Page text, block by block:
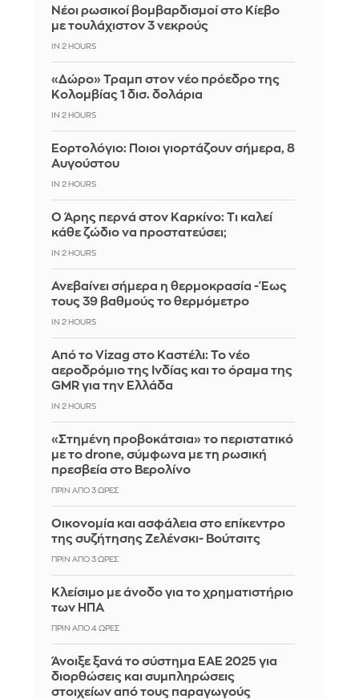
Νέοι ρωσικοί βομβαρδισμοί στο Κίεβο
με τουλάχιστον 3 νεκρούς
IN 2 HOURS
«Δώρο» Τραμπ στον νέο πρόεδρο της
Κολομβίας 1 δισ. δολάρια
IN 2 HOURS
Εορτολόγιο: Ποιοι γιορτάζουν σήμερα, 8
Αυγούστου
IN 2 HOURS
Ο Άρης περνά στον Καρκίνο: Τι καλεί
κάθε ζώδιο να προστατεύσει;
IN 2 HOURS
Ανεβαίνει σήμερα η θερμοκρασία - Έως
τους 39 βαθμούς το θερμόμετρο
IN 2 HOURS
Από το Vizag στο Καστέλι: Το νέο
αεροδρόμιο της Ινδίας και το όραμα της
GMR για την Ελλάδα
IN 2 HOURS
«Στημένη προβοκάτσια» το περιστατικό
με το drone, σύμφωνα με τη ρωσική
πρεσβεία στο Βερολίνο
ΠΡΙΝ ΑΠΌ 3 ΏΡΕΣ
Οικονομία και ασφάλεια στο επίκεντρο
της συζήτησης Ζελένσκι- Βούτσιτς
ΠΡΙΝ ΑΠΌ 3 ΏΡΕΣ
Κλείσιμο με άνοδο για το χρηματιστήριο
των ΗΠΑ
ΠΡΙΝ ΑΠΌ 4 ΏΡΕΣ
Άνοιξε ξανά το σύστημα ΕΑΕ 2025 για
διορθώσεις και συμπληρώσεις
στοιχείων από τους παραγωγούς